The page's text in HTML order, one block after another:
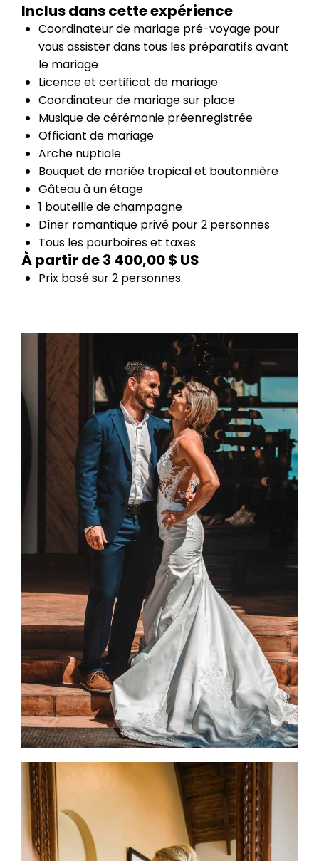
Inclus dans cette expérience
Coordinateur de mariage pré-voyage pour
vous assister dans tous les préparatifs avant
le mariage
Licence et certificat de mariage
Coordinateur de mariage sur place
Musique de cérémonie préenregistrée
Officiant de mariage
Arche nuptiale
Bouquet de mariée tropical et boutonnière
Gâteau à un étage
1 bouteille de champagne
Dîner romantique privé pour 2 personnes
Tous les pourboires et taxes
À partir de 3 400,00 $ US
Prix basé sur 2 personnes.